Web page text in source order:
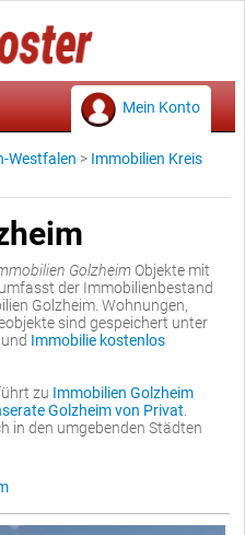
Mein Konto
Westfalen > Immobilien Kreis
Golzheim Objekte mit
der Immobilienbestand
Golzheim. Wohnungen,
sind gespeichert unter
und Immobilie kostenlos
zu Immobilien Golzheim
Golzheim von Privat
in den umgebenden Städten